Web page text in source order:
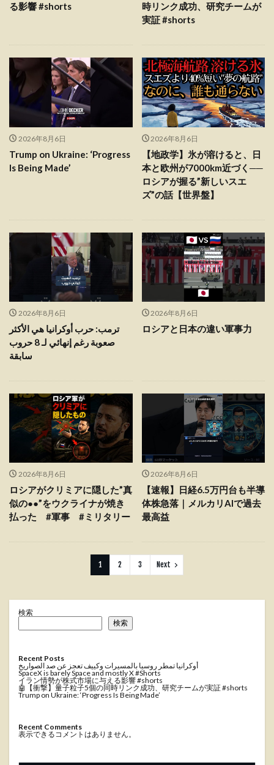
る影響 #shorts
時リンク成功、研究チームが
実証 #shorts
2026年8月6日
Trump on Ukraine: ‘Progress
Is Being Made’
2026年8月6日
【地政学】氷が溶けると、日
本と欧州が7000km近づく──
ロシアが握る”新しいスエ
ズ”の話【世界盤】
2026年8月6日
ترمب: حرب أوكرانيا هي الأكثر
صعوبة رغم إنهائي لـ 8 حروب
سابقة
2026年8月6日
ロシアと日本の違い軍事力
2026年8月6日
ロシアがクリミアに隠した”真
似の●●”をウクライナが焼き
払った #軍事 #ミリタリー
2026年8月6日
【速報】日経6.5万円台も半導
体株急落｜メルカリAIで過去
最高益
1 2 3 Next
検索
検索
Recent Posts
أوكرانيا تمطر روسيا بالمسيرات وكييف تعجز عن صد الصواريخ
SpaceX is barely Space and mostly X #Shorts
イラン情勢が株式市場に与える影響 #shorts
🤖【衝撃】量子粒子5個の同時リンク成功、研究チームが実証 #shorts
Trump on Ukraine: ‘Progress Is Being Made’
Recent Comments
表示できるコメントはありません。